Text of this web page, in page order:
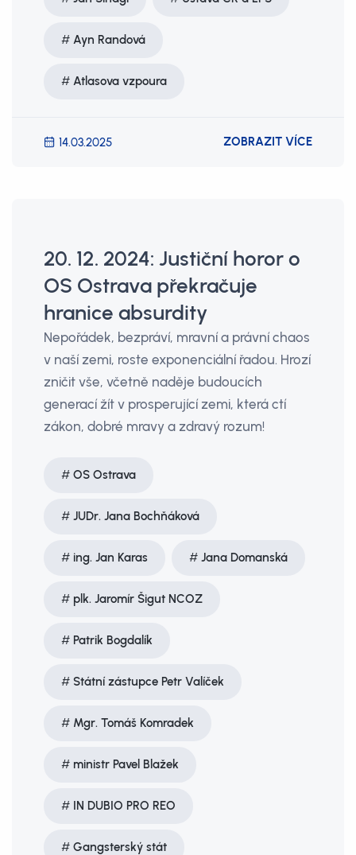
Ayn Randová
Atlasova vzpoura
14.03.2025 ZOBRAZIT VÍCE
20. 12. 2024: Justiční horor o
OS Ostrava překračuje
hranice absurdity
Nepořádek, bezpráví, mravní a právní chaos
v naší zemi, roste exponenciální řadou. Hrozí
zničit vše, včetně naděje budoucích
generací žít v prosperující zemi, která ctí
zákon, dobré mravy a zdravý rozum!
OS Ostrava
JUDr. Jana Bochňáková
ing. Jan Karas Jana Domanská
plk. Jaromír Šigut NCOZ
Patrik Bogdalík
Státní zástupce Petr Valíček
Mgr. Tomáš Komradek
ministr Pavel Blažek
IN DUBIO PRO REO
Gangsterský stát